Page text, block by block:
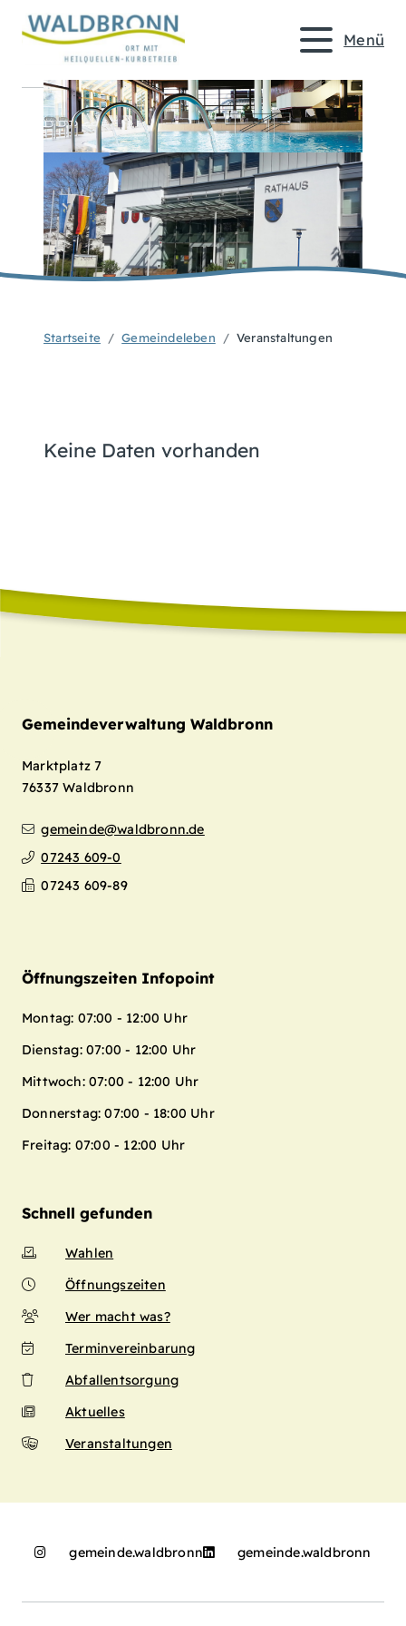
Menü
Startseite Gemeindeleben Veranstaltungen
Keine Daten vorhanden
Gemeindeverwaltung Waldbronn
Marktplatz 7
76337 Waldbronn
gemeinde@waldbronn.de
07243 609-0
07243 609-89
Öffnungszeiten Infopoint
Montag: 07:00 - 12:00 Uhr
Dienstag: 07:00 - 12:00 Uhr
Mittwoch: 07:00 - 12:00 Uhr
Donnerstag: 07:00 - 18:00 Uhr
Freitag: 07:00 - 12:00 Uhr
Schnell gefunden
Wahlen
Öffnungszeiten
Wer macht was?
Terminvereinbarung
Abfallentsorgung
Aktuelles
Veranstaltungen
gemeinde.waldbronn gemeinde.waldbronn